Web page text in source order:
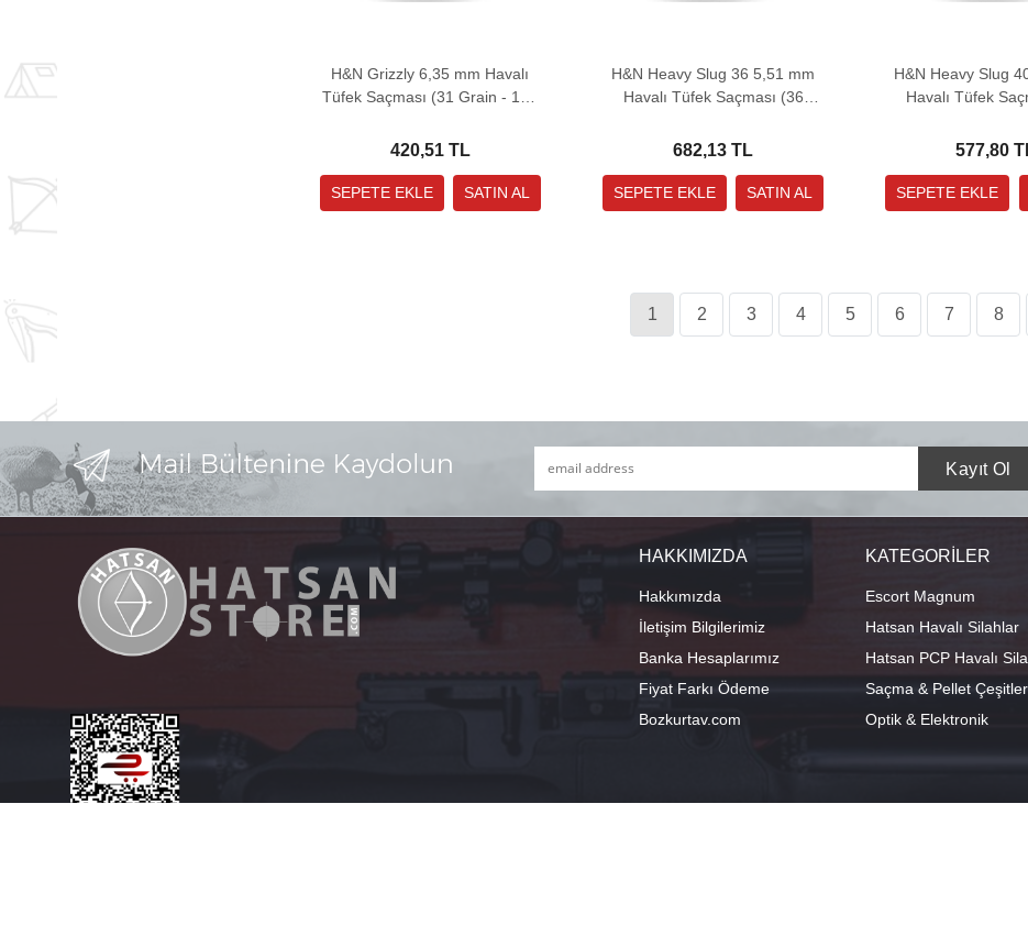
H&N Grizzly 6,35 mm Havalı
Tüfek Saçması (31 Grain - 150
420,51 TL
H&N Heavy Slug 36 5,51 mm
Havalı Tüfek Saçması (36
682,13 TL
H&N Heavy Slug
Havalı Tüfek
577,80
1 2 3 4 5 6 7 8
HAKKIMIZDA
Hakkımızda
İletişim Bilgilerimiz
Banka Hesaplarımız
Fiyat Farkı Ödeme
Bozkurtav.com
KATEGORİLER
Escort Magnum
Hatsan Havalı Silahlar
Hatsan PCP Havalı
Saçma & Pellet
Optik & Elektronik